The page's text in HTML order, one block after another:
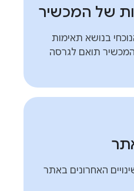
של המכשיר
בנושא תאימות
תואם לגרסה
האחרונים באתר